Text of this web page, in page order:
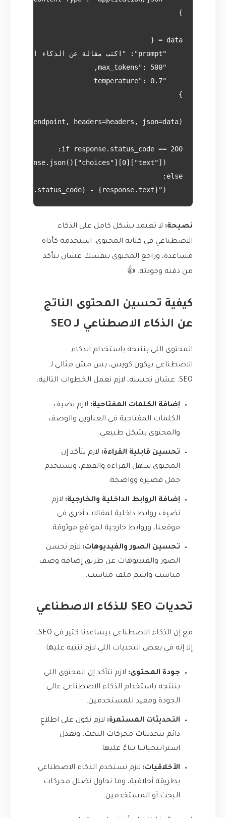
نصيحة: لا تعتمد بشكل كامل على الذكاء
الاصطناعي في كتابة المحتوى. استخدمه كأداة
مساعدة، وراجع المحتوى بنفسك عشان تتأكد
من دقته وجودته. 👍
كيفية تحسين المحتوى الناتج
عن الذكاء الاصطناعي لـ SEO
المحتوى اللي بننتجه باستخدام الذكاء
الاصطناعي بيكون كويس، بس مش مثالي لـ
SEO. عشان نحسنه، لازم نعمل الخطوات التالية:
إضافة الكلمات المفتاحية: لازم نضيف
الكلمات المفتاحية في العناوين والوصف
والمحتوى بشكل طبيعي.
تحسين قابلية القراءة: لازم نتأكد إن
المحتوى سهل القراءة والفهم، ونستخدم
جمل قصيرة وواضحة.
إضافة الروابط الداخلية والخارجية: لازم
نضيف روابط داخلية لمقالات أخرى في
موقعنا، وروابط خارجية لمواقع موثوقة.
تحسين الصور والفيديوهات: لازم نحسن
الصور والفيديوهات عن طريق إضافة وصف
مناسب واسم ملف مناسب.
تحديات SEO للذكاء الاصطناعي
مع إن الذكاء الاصطناعي بيساعدنا كتير في SEO،
إلا إنه في بعض التحديات اللي لازم ننتبه عليها:
جودة المحتوى: لازم نتأكد إن المحتوى اللي
بننتجه باستخدام الذكاء الاصطناعي عالي
الجودة ومفيد للمستخدمين.
التحديثات المستمرة: لازم نكون على اطلاع
دائم بتحديثات محركات البحث، ونعدل
استراتيجياتنا بناءً عليها.
الأخلاقيات: لازم نستخدم الذكاء الاصطناعي
بطريقة أخلاقية، وما نحاول نضلل محركات
البحث أو المستخدمين.